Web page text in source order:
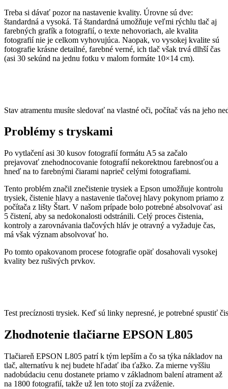
Treba si dávať pozor na nastavenie kvality. Úrovne sú dve:
štandardná a vysoká. Tá štandardná umožňuje veľmi rýchlu tlač aj
farebných grafík a fotografií, o texte nehovoriach, ale kvalita
fotografií nie je celkom vyhovujúca. Naopak, vo vysokej kvalite sú
fotografie krásne detailné, farebné verné, ich tlač však trvá dlhší čas
(asi 30 sekúnd na jednu fotku v malom formáte 10×14 cm).
Stav atramentu musíte sledovať na vlastné oči, počítač vás na jeho
Problémy s tryskami
Po vytlačení asi 30 kusov fotografií formátu A5 sa začalo
prejavovať znehodnocovanie fotografií nekorektnou farebnosťou a
hneď na to farebnými čiarami naprieč celými fotografiami.
Tento problém značil znečistenie trysiek a Epson umožňuje kontrolu
trysiek, čistenie hlavy a nastavenie tlačovej hlavy pokynom priamo z
počítača z lišty Štart. V našom prípade bolo potrebné absolvovať asi
5 čistení, aby sa nedokonalosti odstránili. Celý proces čistenia,
kontroly a zarovnávania tlačových hláv je otravný a vyžaduje čas,
má však význam absolvovať ho.
Po tomto opakovanom procese fotografie opäť dosahovali vysokej
kvality bez rušivých prvkov.
Test precíznosti trysiek. Keď sú linky nepresné, je potrebné spustiť
Zhodnotenie tlačiarne EPSON L805
Tlačiareň EPSON L805 patrí k tým lepším a čo sa týka nákladov na
tlač, alternatívu k nej budete hľadať iba ťažko. Za mierne vyššiu
nadobúdaciu cenu dostanete priamo v základnom balení atrament až
na 1800 fotografií, takže už len toto stojí za zváženie.